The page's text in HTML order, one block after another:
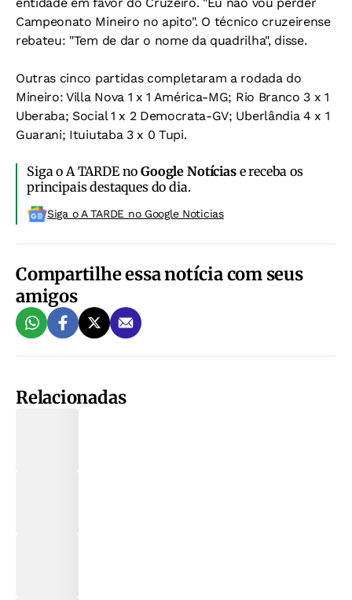
Campeonato Mineiro no apito". O técnico cruzeirense
rebateu: "Tem de dar o nome da quadrilha", disse.
Outras cinco partidas completaram a rodada do
Mineiro: Villa Nova 1 x 1 América-MG; Rio Branco 3 x 1
Uberaba; Social 1 x 2 Democrata-GV; Uberlândia 4 x 1
Guarani; Ituiutaba 3 x 0 Tupi.
Siga o A TARDE noGoogle Notíciase receba os
principais destaques do dia.
Siga o A TARDE no Google Noticias
Compartilhe essa notícia com seus
amigos
Relacionadas